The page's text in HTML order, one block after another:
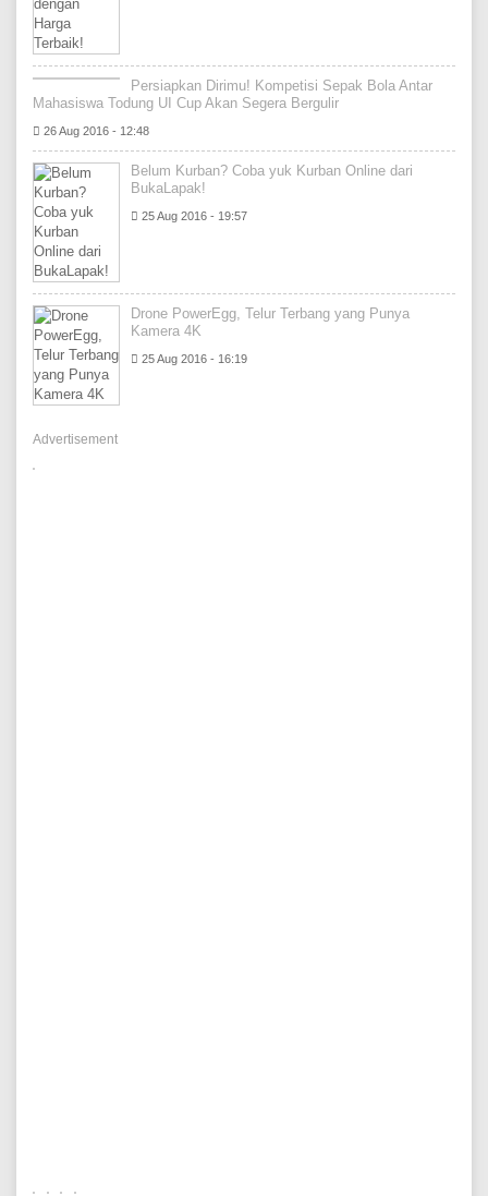
Persiapkan Dirimu! Kompetisi Sepak Bola Antar
Mahasiswa Todung UI Cup Akan Segera Bergulir
26 Aug 2016 - 12:48
Belum Kurban? Coba yuk Kurban Online dari
BukaLapak!
25 Aug 2016 - 19:57
Drone PowerEgg, Telur Terbang yang Punya
Kamera 4K
25 Aug 2016 - 16:19
Advertisement